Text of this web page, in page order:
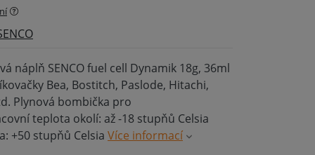
náplň SENCO fuel cell Dynamik 18g, 36ml
Bea, Bostitch, Paslode, Hitachi,
Plynová bombička pro
teplota okolí: až -18 stupňů Celsia
+50 stupňů Celsia Více informací